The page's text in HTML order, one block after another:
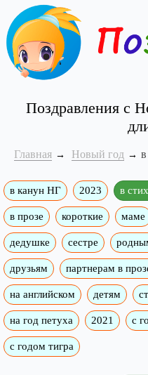
Поздравления с
Главная Новый год
в канун НГ 2023 в
в прозе короткие маме
дедушке сестре
друзьям партнерам в
на английском детям
на год петуха 2021 с
с годом тигра